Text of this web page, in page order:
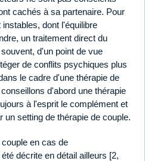
cachés à sa partenaire. Pour
dont l'équilibre
un traitement direct du
d'un point de vue
de conflits psychiques plus
le cadre d'une thérapie de
d'abord une thérapie
à l'esprit le complément et
un setting de thérapie de couple.
en cas de
décrite en détail ailleurs [2,